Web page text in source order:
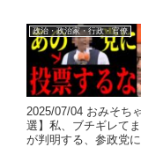
政治・政治家・行政・官僚
2025/07/04 おみそち
選】私、ブチギレて
が判明する、参政党